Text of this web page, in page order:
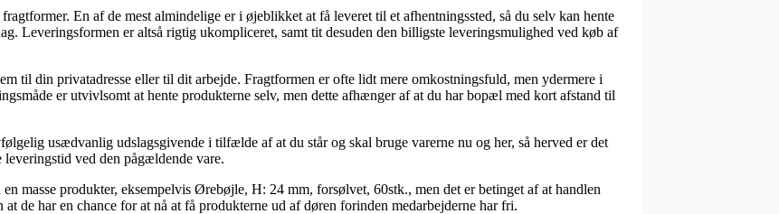
En af de mest almindelige er i øjeblikket at få leveret til et afhentningssted, så du selv kan hente
Leveringsformen er altså rigtig ukompliceret, samt tit desuden den billigste leveringsmulighed ved køb af
til din privatadresse eller til dit arbejde. Fragtformen er ofte lidt mere omkostningsfuld, men ydermere i
er utvivlsomt at hente produkterne selv, men dette afhænger af at du har bopæl med kort afstand til
usædvanlig udslagsgivende i tilfælde af at du står og skal bruge varerne nu og her, så herved er det
ved den pågældende vare.
masse produkter, eksempelvis Ørebøjle, H: 24 mm, forsølvet, 60stk., men det er betinget af at handlen
de har en chance for at nå at få produkterne ud af døren forinden medarbejderne har fri.